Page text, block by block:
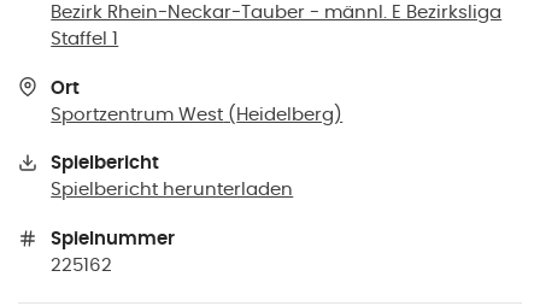
Bezirk Rhein-Neckar-Tauber - männl. E Bezirksliga
Staffel 1
Ort
Sportzentrum West ( Heidelberg )
Spielbericht
Spielbericht herunterladen
Spielnummer
225162